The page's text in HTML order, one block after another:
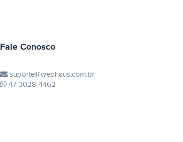
Fale Conosco
suporte@webhaus.com.br
47 3028-4462